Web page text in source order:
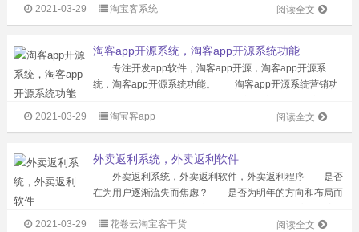
义装修 不拘一格 支持自定义主题颜色、首页自定义装
修，让你的公众号也与众不同 3、...
阅读全文
2021-03-29 淘宝客系统
淘客app开源系统，淘客app开源系统功能
专注开发app软件，淘客app开源，淘客app开源系
统，淘客app开源系统功能。 淘客app开源系统营销功
购，可自定义添加免单商品。 2、自定义邀请码：后台
可自定义邀请码。 3...
阅读全文
2021-03-29 淘宝客app
外卖返利系统，外卖返利软件
外卖返利系统，外卖返利软件，外卖返利程序 是否
在为用户逐渐流失而焦虑？ 是否为明年的方向和布局而
人群广，外卖返利系统将会成为下一个风口。 已有很多
阅读全文
2021-03-29 花卷云淘宝客干货